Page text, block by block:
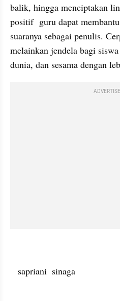
balik, hingga menciptakan
positif  guru dapat
suaranya sebagai penulis.
melainkan jendela bagi
dunia, dan sesama dengan
   sapriani  sinaga